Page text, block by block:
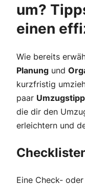
um?
einen
Wie bereits
Planung und
kurzfristig
paar
die dir den
erleichtern und
Eine Check-